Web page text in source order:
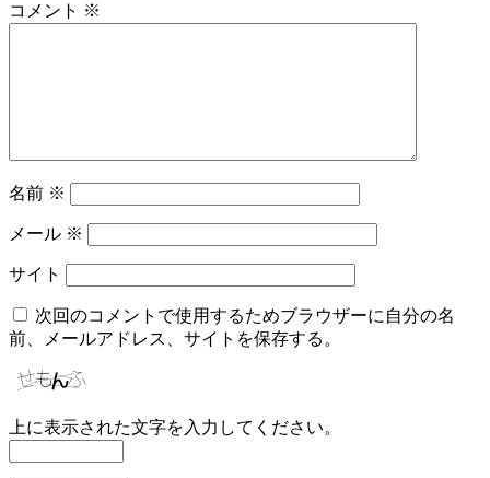
シ
コメント ※
名前 ※
メール ※
サイト
次回のコメントで使用するためブラウザーに自分の名
前、メールアドレス、サイトを保存する。
上に表示された文字を入力してください。